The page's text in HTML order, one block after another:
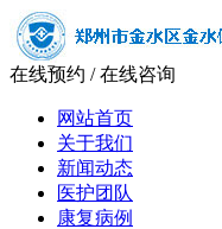
在线预约 /在线咨询
网站首页
关于我们
新闻动态
医护团队
康复病例